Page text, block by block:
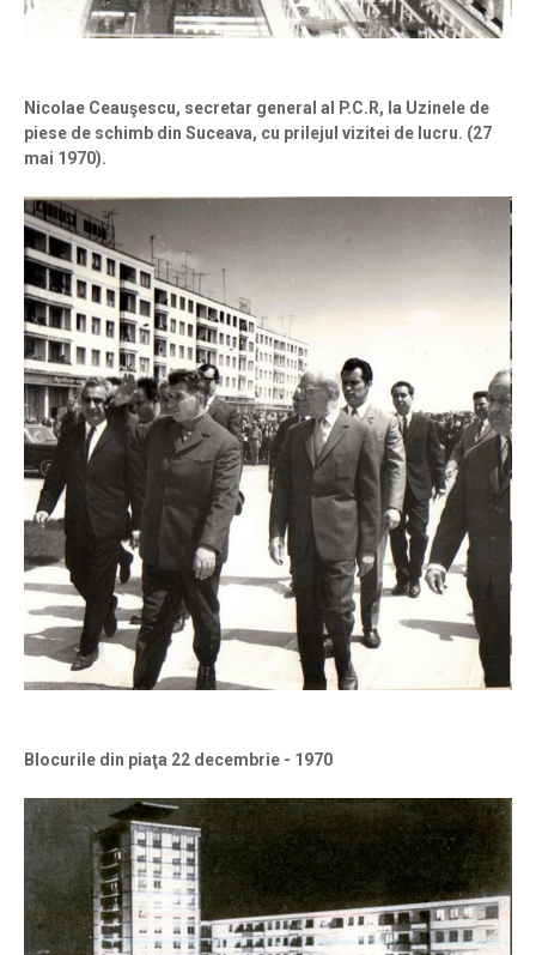
Nicolae Ceauşescu, secretar general al P.C.R, la Uzinele de
piese de schimb din Suceava, cu prilejul vizitei de lucru. (27
mai 1970).
Blocurile din piaţa 22 decembrie - 1970